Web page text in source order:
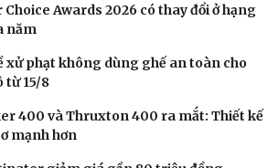
Awards 2026 có thay đổi ở hạng
năm
xử phạt không dùng ghế an toàn cho
từ 15/8
400 và Thruxton 400 ra mắt: Thiết kế
mạnh hơn